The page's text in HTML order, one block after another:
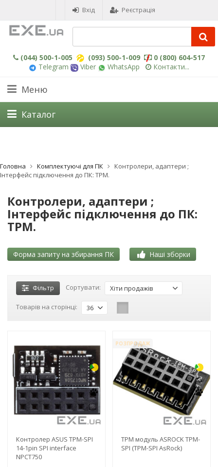
Вхід Реєстрація
(044) 500-1-005 (093) 500-1-009
0 (800) 604-517
Telegram
Viber WhatsApp Контакти...
Меню
Каталог
Головна Комплектуючі для ПК
Контролери, адаптери ;
Інтерфейс підключення до ПК: TPM.
Контролери, адаптери ;
Інтерфейс підключення до ПК:
TPM.
Форма запиту на збирання ПК Наші зборки
Фільтр Сортувати: Хіти продажів
Товарів на сторінці: 36
Контролер ASUS TPM-SPI
14-1pin SPI interface
NPCT750
РОЗПРОДАЖ
TPM модуль ASROCK TPM-
SPI (TPM-SPI AsRock)